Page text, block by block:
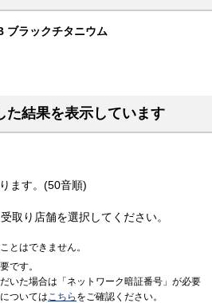
ラックチタニウム
た結果を表示しています
ます。(50音順)
取り店舗を選択してください。
とはできません。
です。
いた場合は「ネットワーク暗証番号」が必要
ついてはこちら をご確認ください。